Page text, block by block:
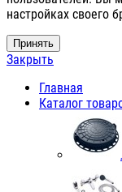
настройках своего
Принять
Закрыть
Главная
Каталог